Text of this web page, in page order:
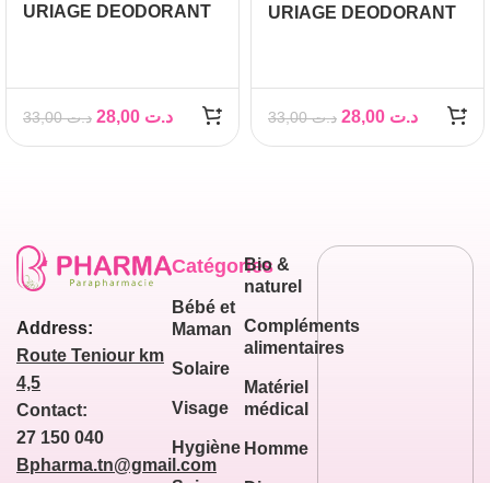
URIAGE DEODORANT
د.ت33,00 د.ت
URIAGE DEODORANT
د.ت33,00 د.ت
Address:
Route Teniour km
4,5
Contact:
27 150 040
Bpharma.tn@gmail.com
Catégories
Bébé et
Maman
Solaire
Visage
Hygiène
Bio &
naturel
Compléments
alimentaires
Matériel
médical
Homme